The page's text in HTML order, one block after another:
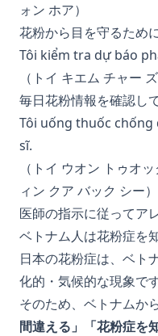
ォン ホア）
花粉から目を守るため
Tôi kiểm tra dự báo
（トイ キエム チャー
毎日花粉情報を確認し
Tôi uống thuốc
sĩ.
（トイ ウオン トゥオ
ィン クア バック シー）
医師の指示に従ってア
ベトナム人は花粉症を
日本の花粉症は、ベト
化的・気候的な現象です
そのため、ベトナムか
間違える」「花粉症を